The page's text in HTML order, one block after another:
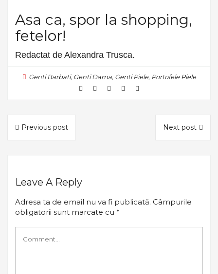
Asa ca, spor la shopping,
fetelor!
Redactat de Alexandra Trusca.
Genti Barbati, Genti Dama, Genti Piele, Portofele Piele
Previous post Next post
Leave A Reply
Adresa ta de email nu va fi publicată. Câmpurile
obligatorii sunt marcate cu *